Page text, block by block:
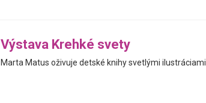
Výstava Krehké svety
Marta Matus oživuje detské knihy svetlými ilustráciami.